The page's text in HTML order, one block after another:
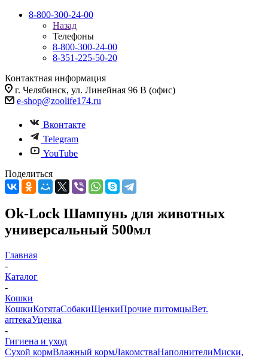
8-800-300-24-00
Назад
Телефоны
8-800-300-24-00
8-351-225-50-20
Контактная информация
г. Челябинск, ул. Линейная 96 В (офис)
e-shop@zoolife174.ru
Вконтакте
Telegram
YouTube
Поделиться
Ok-Lock Шампунь для животных
универсальный 500мл
Главная
-
Каталог
-
Кошки
КошкиКотятаСобакиЩенкиПрочие питомцыВет.
аптекаУценка
-
Гигиена и уход
Сухой кормВлажный кормЛакомстваНаполнителиМиски,